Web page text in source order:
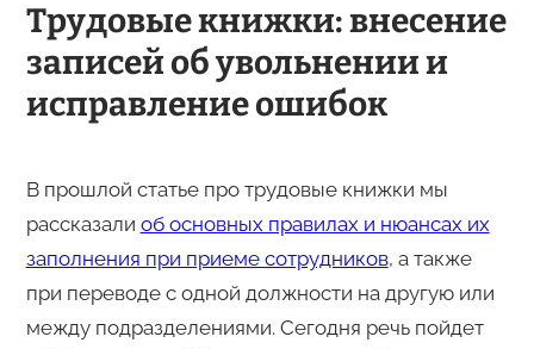
Трудовые книжки: внесение
записей об увольнении и
исправление ошибок
В прошлой статье про трудовые книжки мы
рассказали об основных правилах и нюансах их
заполнения при приеме сотрудников, а также
при переводе с одной должности на другую или
между подразделениями. Сегодня речь пойдет